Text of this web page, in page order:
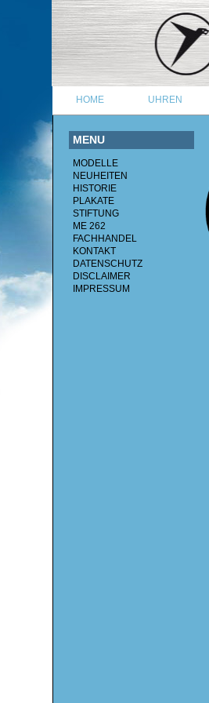
HOME UHREN
MENU
MODELLE
NEUHEITEN
HISTORIE
PLAKATE
STIFTUNG
ME 262
FACHHANDEL
KONTAKT
DATENSCHUTZ
DISCLAIMER
IMPRESSUM